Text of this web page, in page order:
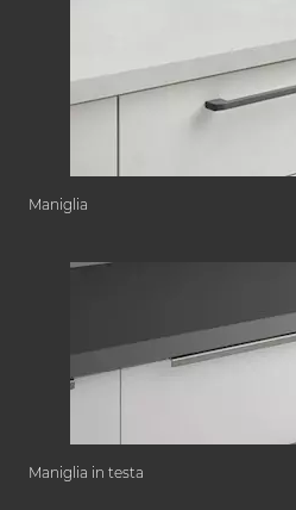
Maniglia
Maniglia in testa